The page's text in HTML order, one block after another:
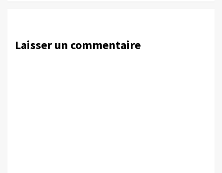
Laisser un commentaire